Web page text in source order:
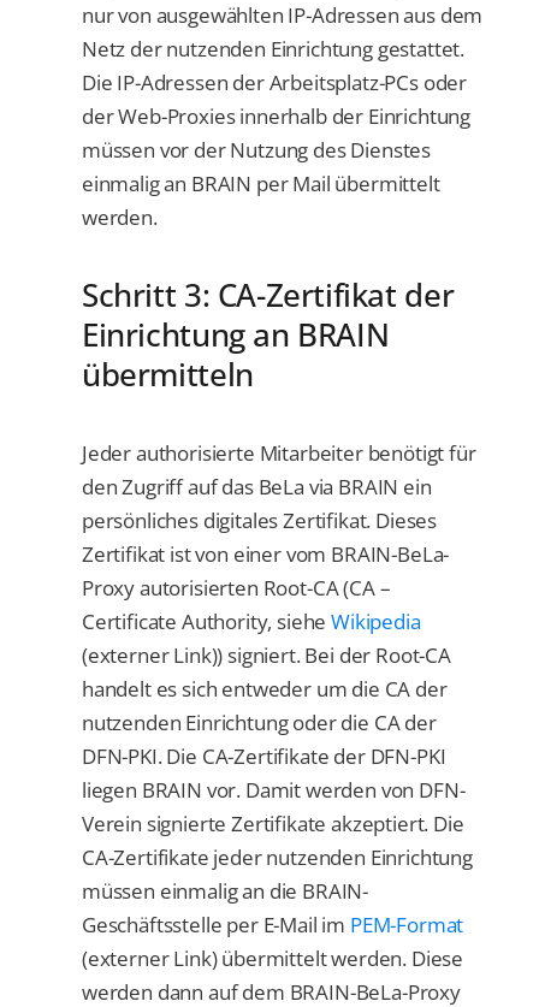
nur von ausgewählten IP-Adressen aus dem
Netz der nutzenden Einrichtung gestattet.
Die IP-Adressen der Arbeitsplatz-PCs oder
der Web-Proxies innerhalb der Einrichtung
müssen vor der Nutzung des Dienstes
einmalig an BRAIN per Mail übermittelt
werden.
Schritt 3: CA-Zertifikat der
Einrichtung an BRAIN
übermitteln
Jeder authorisierte Mitarbeiter benötigt für
den Zugriff auf das BeLa via BRAIN ein
persönliches digitales Zertifikat. Dieses
Zertifikat ist von einer vom BRAIN-BeLa-
Proxy autorisierten Root-CA (CA –
Certificate Authority, sieheWikipedia
(externer Link)) signiert. Bei der Root-CA
handelt es sich entweder um die CA der
nutzenden Einrichtung oder die CA der
DFN-PKI. Die CA-Zertifikate der DFN-PKI
liegen BRAIN vor. Damit werden von DFN-
Verein signierte Zertifikate akzeptiert. Die
CA-Zertifikate jeder nutzenden Einrichtung
müssen einmalig an die BRAIN-
Geschäftsstelle per E-Mail im PEM-Format
(externer Link) übermittelt werden. Diese
werden dann auf dem BRAIN-BeLa-Proxy